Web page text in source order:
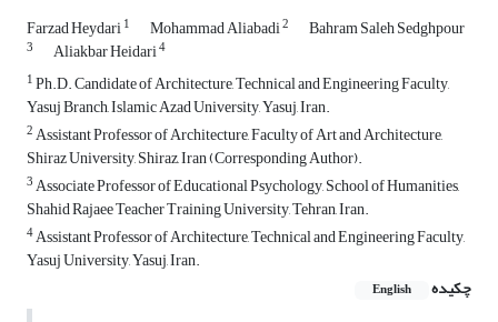
Farzad Heydari1 Mohammad Aliabadi2 Bahram Saleh Sedghpour
3 Aliakbar Heidari4
1Ph.D. Candidate of Architecture, Technical and Engineering Faculty,
Yasuj Branch, Islamic Azad University, Yasuj, Iran.
2Assistant Professor of Architecture, Faculty of Art and Architecture,
Shiraz University, Shiraz, Iran (Corresponding Author).
3Associate Professor of Educational Psychology, School of Humanities,
Shahid Rajaee Teacher Training University, Tehran, Iran.
4Assistant Professor of Architecture, Technical and Engineering Faculty,
Yasuj University, Yasuj, Iran.
چکیده
English